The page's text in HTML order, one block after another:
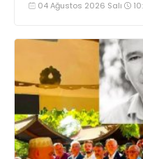
çocuklarla lunaparka
04 Ağustos 2026 Salı